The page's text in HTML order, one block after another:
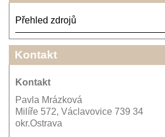
Přehled zdrojů
Kontakt
Kontakt
Pavla Mrázková
Milíře 572, Václavovice 739 34
okr.Ostrava